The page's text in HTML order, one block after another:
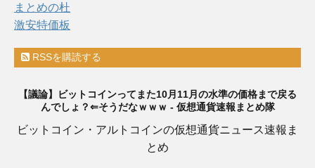
まとめの杜
激安特価板
RSSを購読する
【議論】ビットコインってまた10月11月の水準の価格まで戻る
んでしょ？⇐そうだなｗｗｗ - 仮想通貨速報まとめ隊
ビットコイン・アルトコインの仮想通貨ニュース速報ま
とめ